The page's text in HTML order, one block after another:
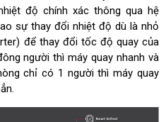
độ chính xác thông qua hệ
sự thay đổi nhiệt độ dù là nhỏ
để thay đổi tốc độ quay của
người thì máy quay nhanh và
chỉ có 1 người thì máy quay